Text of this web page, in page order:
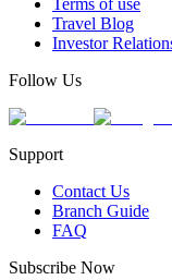
Terms of use
Travel Blog
Investor
Follow Us
Support
Contact Us
Branch Guide
FAQ
Subscribe Now